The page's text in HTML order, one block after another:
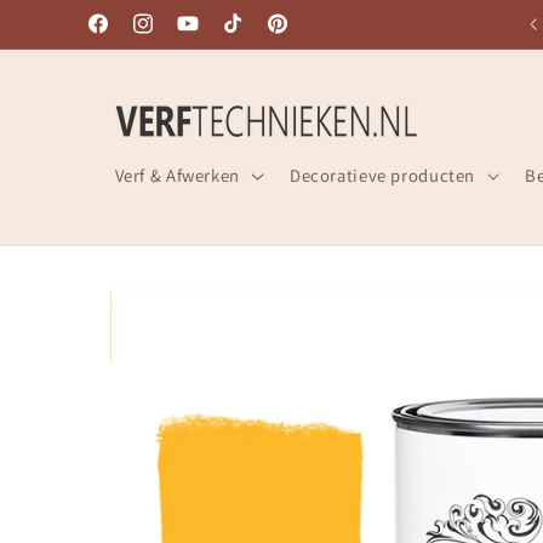
Meteen
naar de
content
FacebookInstagramYouTubeTikTokPinterest
SNELLE LEVERING UIT VOORRAAD!
Verf & Afwerken Decoratieve producten